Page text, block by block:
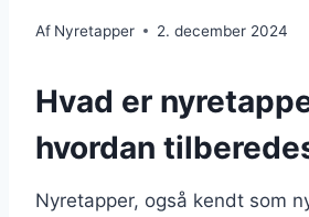
Af Nyretapper 2. december 2024
Hvad er
hvordan
Nyretapper, også kendt som